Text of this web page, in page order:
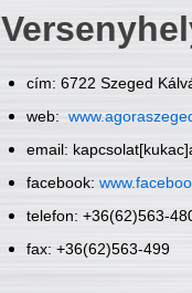
cím: 6722 Szeged
web:
email:
facebook:
telefon: +36(62)563-
fax: +36(62)563-499